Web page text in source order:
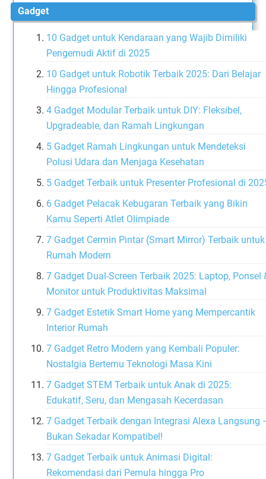
Gadget
10 Gadget untuk Kendaraan yang Wajib Dimiliki
Pengemudi Aktif di 2025
10 Gadget untuk Robotik Terbaik 2025: Dari Belajar
Hingga Profesional
4 Gadget Modular Terbaik untuk DIY: Fleksibel,
Upgradeable, dan Ramah Lingkungan
5 Gadget Ramah Lingkungan untuk Mendeteksi
Polusi Udara dan Menjaga Kesehatan
5 Gadget Terbaik untuk Presenter Profesional di
6 Gadget Pelacak Kebugaran Terbaik yang Bikin
Kamu Seperti Atlet Olimpiade
7 Gadget Cermin Pintar (Smart Mirror) Terbaik untuk
Rumah Modern
7 Gadget Dual-Screen Terbaik 2025: Laptop, Ponsel
Monitor untuk Produktivitas Maksimal
7 Gadget Estetik Smart Home yang Mempercantik
Interior Rumah
7 Gadget Retro Modern yang Kembali Populer:
Nostalgia Bertemu Teknologi Masa Kini
7 Gadget STEM Terbaik untuk Anak di 2025:
Edukatif, Seru, dan Mengasah Kecerdasan
7 Gadget Terbaik dengan Integrasi Alexa Langsung
Bukan Sekadar Kompatibel!
7 Gadget Terbaik untuk Animasi Digital:
Rekomendasi dari Pemula hingga Pro